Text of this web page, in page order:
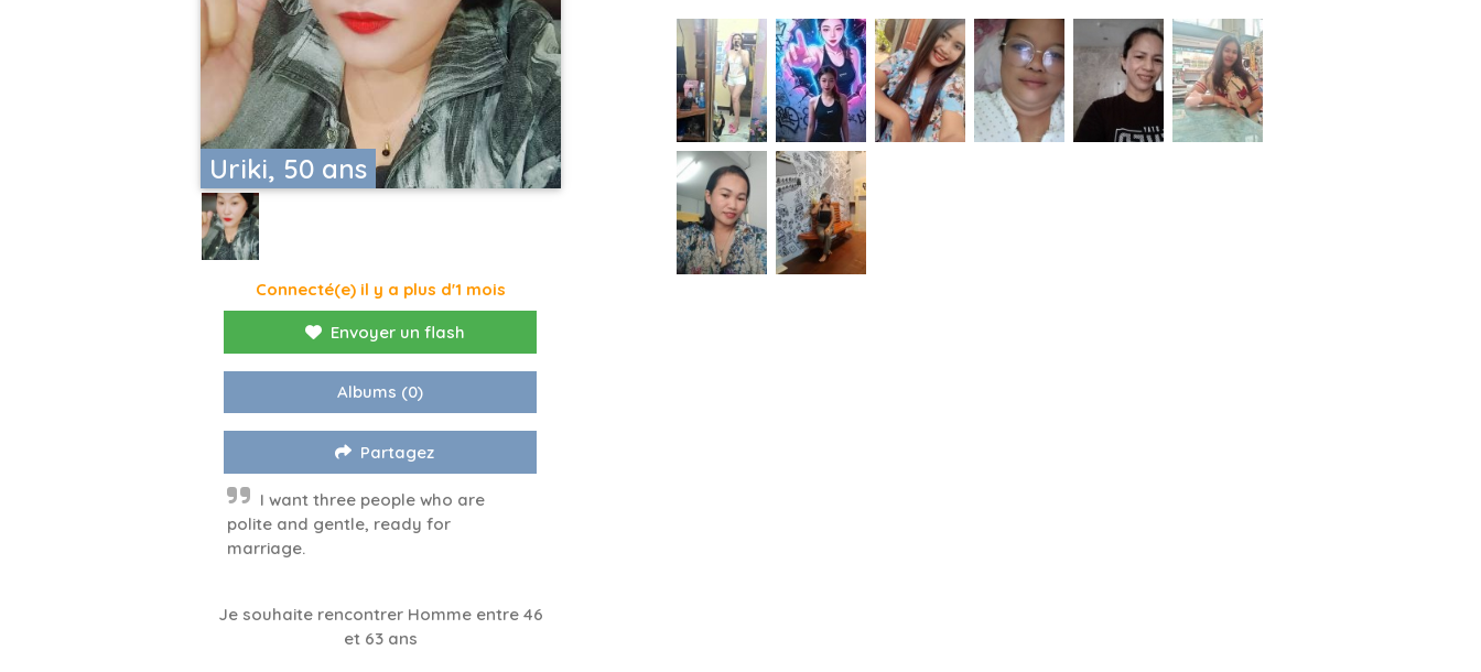
Uriki, 50 ans
Connecté(e) il y a plus d'1 mois
Envoyer un flash
Albums (0)
Partagez
I want three people who are
polite and gentle, ready for
marriage.
Je souhaite rencontrer Homme entre 46
et 63 ans